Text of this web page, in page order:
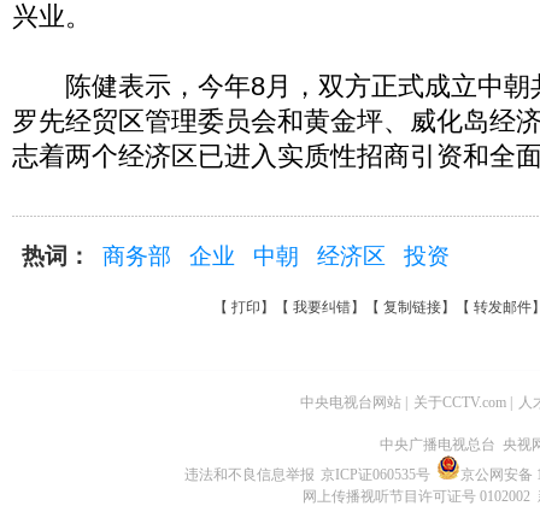
兴业。
陈健表示，今年8月，双方正式成立中朝
罗先经贸区管理委员会和黄金坪、威化岛经
志着两个经济区已进入实质性招商引资和全
热词： 商务部 企业 中朝 经济区 投资
【 打印 】【 我要纠错】【 复制链接】【 转发邮件
中央电视台网站 关于CCTV.com 人
中央广播电视总台 央视
违法和不良信息举报 京ICP证060535号
京公网安备
网上传播视听节目许可证号 0102002